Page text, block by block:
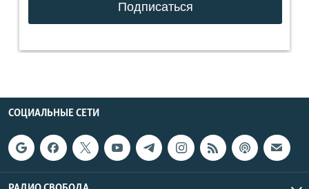
СОЦИАЛЬНЫЕ СЕТИ